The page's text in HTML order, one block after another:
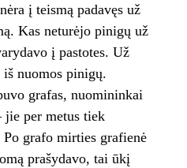
į teismą padavęs už
Kas neturėjo pinigų už
į pastotes. Už
iš nuomos pinigų.
grafas, nuomininkai
per metus tiek
grafo mirties grafienė
prašydavo, tai ūkį